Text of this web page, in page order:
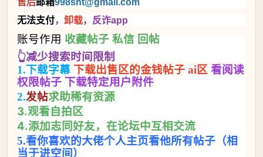
售后邮箱998sht@gmail.com
无法支付， 卸载，反诈app
账号作用 收藏帖子 私信 回帖
👆减少搜索时间限制
1.下载字幕 下载出售区的金钱帖子 ai区 看阅读
权限帖子 下载特定用户附件
2.发帖求助稀有资源
3.观看自拍区
4.添加志同好友，在论坛中互相交流
5.看你喜欢的大佬个人主页看他所有帖子（相
当于进空间）